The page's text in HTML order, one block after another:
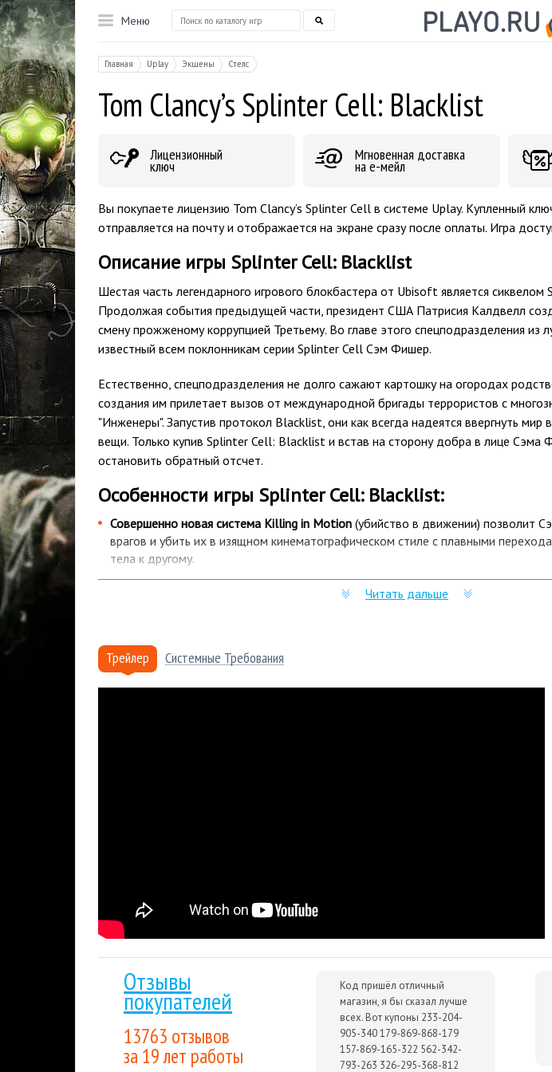
Меню
Главная Uplay Экшены Стелс
Tom Clancy’s Splinter Cell: Blacklist
Лицензионный
ключ
Мгновенная доставка
на е-мейл
Вы покупаете лицензию Tom Clancy’s Splinter Cell в системе Uplay. Купленный
отправляется на почту и отображается на экране сразу после оплаты. Игра
Описание игры Splinter Cell: Blacklist
Шестая часть легендарного игрового блокбастера от Ubisoft является
Продолжая события предыдущей части, президент США Патрисия Калдвелл
смену прожженому коррупцией Третьему. Во главе этого спецподразделения из
известный всем поклонникам серии Splinter Cell Сэм Фишер.
Естественно, спецподразделения не долго сажают картошку на огородах
создания им прилетает вызов от международной бригады террористов с
"Инженеры". Запустив протокол Blacklist, они как всегда надеятся ввергнуть мир
вещи. Только купив Splinter Cell: Blacklist и встав на сторону добра в лице Сэма
остановить обратный отсчет.
Особенности игры Splinter Cell: Blacklist:
Совершенно новая система Killing in Motion (убийство в движении) позволит
врагов и убить их в изящном кинематографическом стиле с плавными
тела к другому.
Новая команда "Четвертый эшелон". Президент дал полный картбланш на
и теперь в купить Splinter Cell: Blacklist мы встретимся с оперативником ЦРУ,
Новая техника и оружие.Как и любая игра из серии, купить Splinter Cell:
набором новых технологий и способов убиения негодяев. От шокера, столь
Читать дальше
Трейлер Системные Требования
Отзывы
покупателей
13763 отзывов
за 19 лет работы
Код пришёл отличный
магазин, я бы сказал лучше
всех. Вот купоны 233-204-
905-340 179-869-868-179
157-869-165-322 562-342-
793-263 326-295-368-812